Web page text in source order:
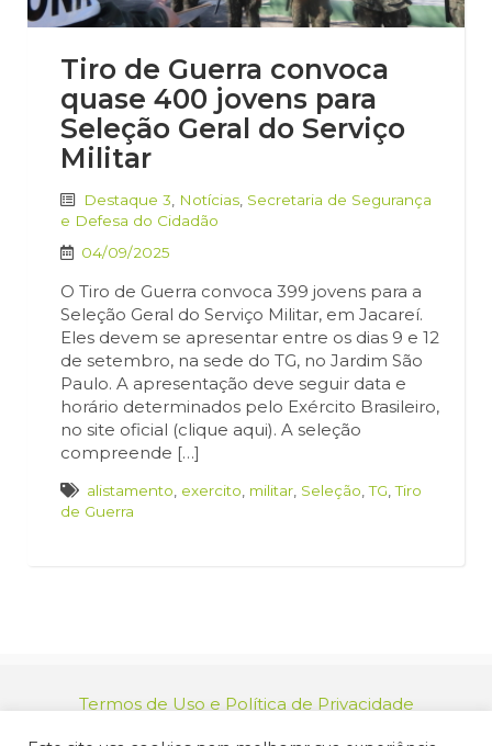
Tiro de Guerra convoca
quase 400 jovens para
Seleção Geral do Serviço
Militar
Destaque 3 Notícias Secretaria de Segurança
e Defesa do Cidadão
04/09/2025
O Tiro de Guerra convoca 399 jovens para a
Seleção Geral do Serviço Militar, em Jacareí.
Eles devem se apresentar entre os dias 9 e 12
de setembro, na sede do TG, no Jardim São
Paulo. A apresentação deve seguir data e
horário determinados pelo Exército Brasileiro,
no site oficial (clique aqui). A seleção
compreende […]
alistamento exercito militar Seleção ,TG ,Tiro
de Guerra
Termos de Uso e Política de Privacidade